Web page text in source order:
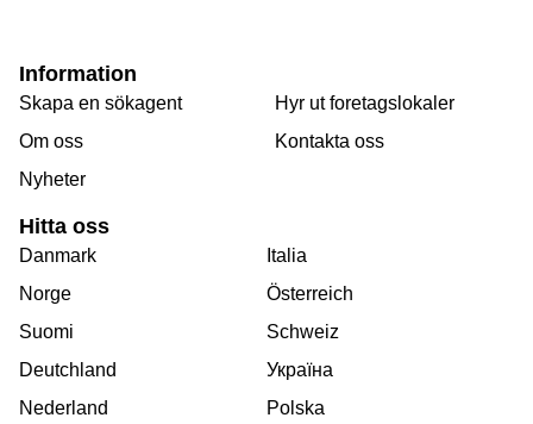
Information
Skapa en sökagent
Om oss
Nyheter
Hyr ut foretagslokaler
Kontakta oss
Hitta oss
Danmark
Norge
Suomi
Deutchland
Nederland
Italia
Österreich
Schweiz
Україна
Polska